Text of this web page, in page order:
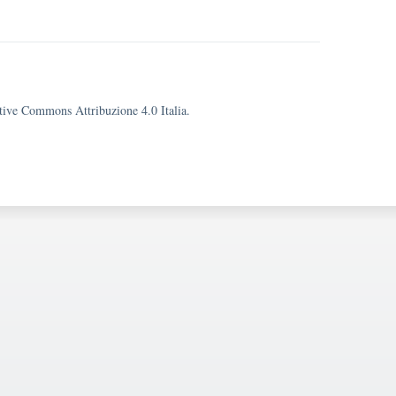
Commons Attribuzione 4.0 Italia.